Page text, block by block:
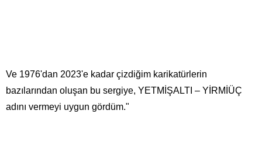
Ve 1976'dan 2023'e kadar çizdiğim karikatürlerin
bazılarından oluşan bu sergiye, YETMİŞALTI – YİRMİÜÇ
adını vermeyi uygun gördüm."